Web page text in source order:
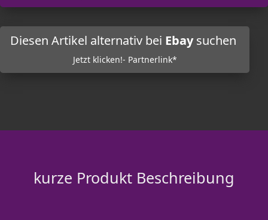
Diesen Artikel alternativ bei Ebaysuchen
Jetzt klicken!- Partnerlink*
kurze Produkt Beschreibung